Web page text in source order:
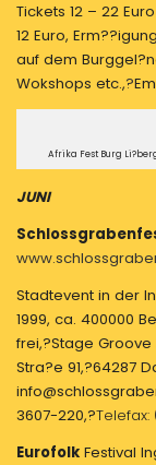
Tickets 12 – 22
12 Euro,
auf dem
Wokshops etc.,?
Afrika Fest Burg
JUNI
Stadtevent in der
1999, ca. 400000
frei,?Stage Groove
Stra?e 91,?64287
3607-220,?Telefax:
Eurofolk Festival